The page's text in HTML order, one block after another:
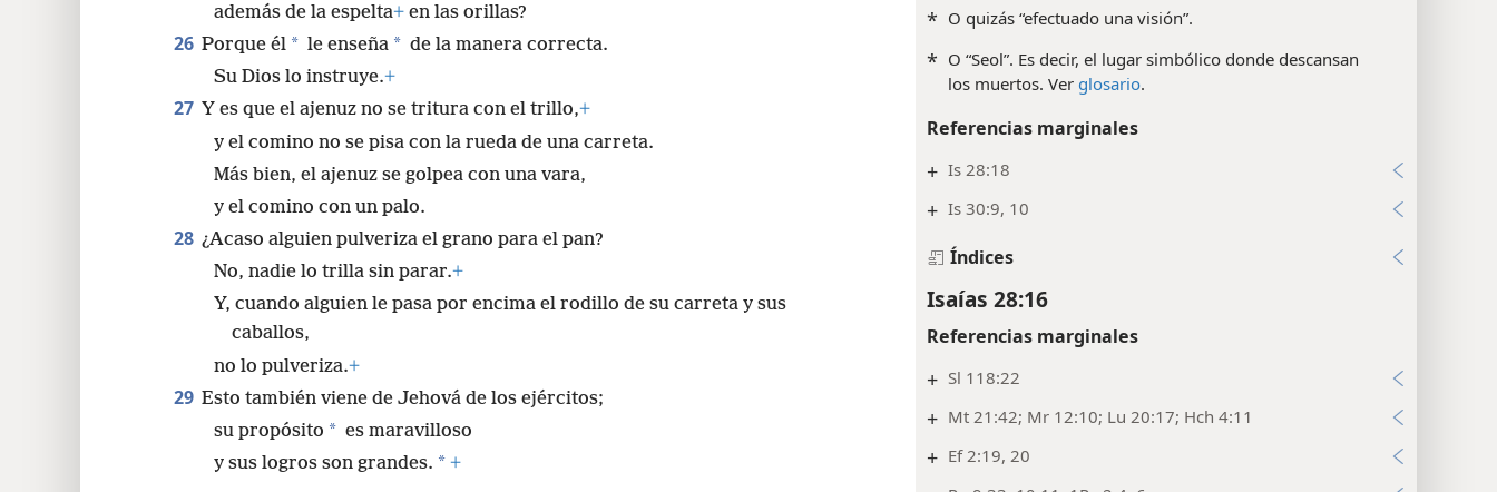
* O quizás “efectuado una visión”.
* O “Seol”. Es decir, el lugar simbólico donde descansan
los muertos. Ver glosario.
Referencias marginales
+ Is 28:18
+ Is 30:9, 10
Índices
Isaías 28:16
Referencias marginales
+ Sl 118:22
+ Mt 21:42; Mr 12:10; Lu 20:17; Hch 4:11
+ Ef 2:19, 20
además de la espelta+ en las orillas?
26 Porque él * le enseña * de la manera correcta.
Su Dios lo instruye.+
27 Y es que el ajenuz no se tritura con el trillo,+
y el comino no se pisa con la rueda de una carreta.
Más bien, el ajenuz se golpea con una vara,
y el comino con un palo.
28 ¿Acaso alguien pulveriza el grano para el pan?
No, nadie lo trilla sin parar.+
Y, cuando alguien le pasa por encima el rodillo de su carreta y sus
caballos,
no lo pulveriza.+
29 Esto también viene de Jehová de los ejércitos;
su propósito * es maravilloso
y sus logros son grandes. * +